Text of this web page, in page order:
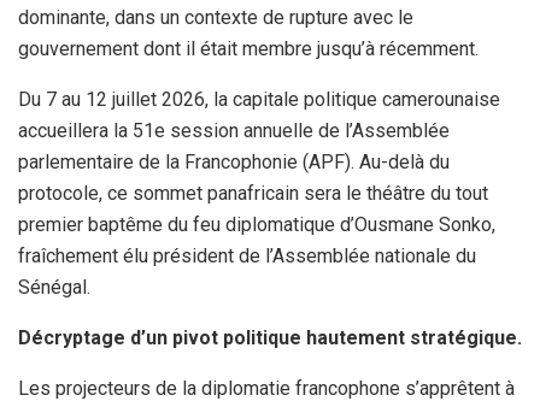
dominante, dans un contexte de rupture avec le
gouvernement dont il était membre jusqu’à récemment.
Du 7 au 12 juillet 2026, la capitale politique camerounaise
accueillera la 51e session annuelle de l’Assemblée
parlementaire de la Francophonie (APF). Au-delà du
protocole, ce sommet panafricain sera le théâtre du tout
premier baptême du feu diplomatique d’Ousmane Sonko,
fraîchement élu président de l’Assemblée nationale du
Sénégal.
Décryptage d’un pivot politique hautement stratégique.
Les projecteurs de la diplomatie francophone s’apprêtent à